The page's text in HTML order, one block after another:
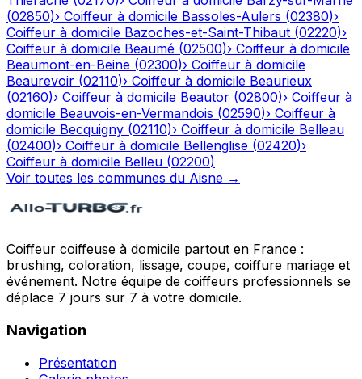
(02850)› Coiffeur à domicile Bassoles-Aulers (02380)›
Coiffeur à domicile Bazoches-et-Saint-Thibaut (02220)›
Coiffeur à domicile Beaumé (02500)› Coiffeur à domicile
Beaumont-en-Beine (02300)› Coiffeur à domicile
Beaurevoir (02110)› Coiffeur à domicile Beaurieux
(02160)› Coiffeur à domicile Beautor (02800)› Coiffeur à
domicile Beauvois-en-Vermandois (02590)› Coiffeur à
domicile Becquigny (02110)› Coiffeur à domicile Belleau
(02400)› Coiffeur à domicile Bellenglise (02420)›
Coiffeur à domicile Belleu (02200)
Voir toutes les communes du Aisne →
Coiffeur coiffeuse à domicile partout en France :
brushing, coloration, lissage, coupe, coiffure mariage et
événement. Notre équipe de coiffeurs professionnels se
déplace 7 jours sur 7 à votre domicile.
Navigation
Présentation